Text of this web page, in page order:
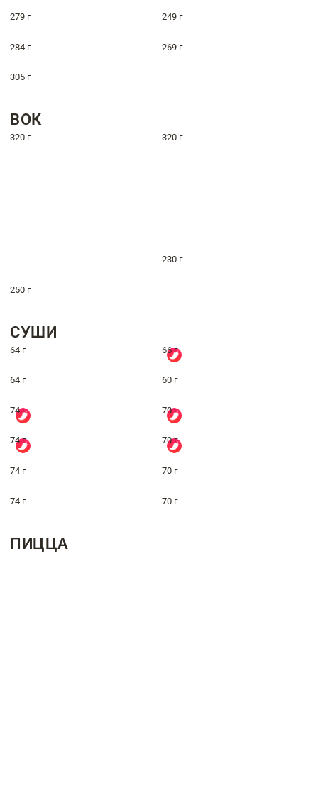
279 г 249 г
284 г 269 г
305 г
ВОК
320 г 320 г
230 г
250 г
СУШИ
64 г 66 г
64 г 60 г
74 г 70 г
74 г 70 г
74 г 70 г
74 г 70 г
ПИЦЦА